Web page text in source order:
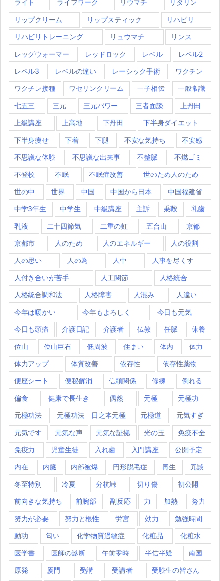
ライト ライフワーク リウマチ リタリン
リップクリーム リップスティック リハビリ
リハビリトレーニング リュウマチ リンス
レッグウォーマー レッドロック レベル レベル2
レベル3 レベルの違い レーシック手術 ワクチン
ワクチン接種 ワセリンクリーム 一子相伝 一般常識
七五三 三元 三元パワー 三者面談 上丹田
上級講座 上高地 下丹田 下半身ダイエット
下半身痩せ 下着 下腿 不安な気持ち 不安感
不思議な体験 不思議な出来事 不整脈 不燃ゴミ
不登校 不眠 不眠症改善 世のため人のため
世の中 世界 中国 中国から日本 中国福建省
中学3年生 中学生 中級講座 主訴 乗鞍 乳歯
乳液 二十四節気 二重の虹 五台山 京都
京都市 人のため 人のエネルギー 人の役割
人の思い 人の為 人中 人事を尽くす
人付き合いが苦手 人工関節 人格統合
人格統合調和法 人格障害 人混み 人違い
今年は暖かい 今年もよろしく 今日も元気
今日も頭痛 介護日記 介護者 仏教 任脈 休養
位山 位山巨石 低周波 住まい 体内 体力
体力アップ 体質改善 依存性 依存性薬物
便座シート 便秘解消 信頼関係 修練 倒れる
偏食 健康で長生き 偶然 元極 元極功
元極功法 元極功法 日之本元極 元極道 元気すぎ
元気です 元気な声 元気な証拠 光の玉 免疫不全
免疫力 児童生徒 入れ歯 入門講座 公開予定
内在 内臓 内部被爆 円形脱毛症 再生 冗談
冬至特別 冷夏 分杭峠 切り傷 初公開
前向きな気持ち 前腕部 副反応 力 加熱 努力
努力が必要 努力と根性 労宮 効力 勉強時間
動功 匂い 化学物質過敏症 化粧品 化粧水
医学書 医師の診断 午前零時 半信半疑 南国
原発 厦門 受講 受講者 受験生の皆さん